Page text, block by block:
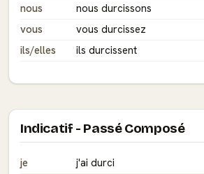
nous
nous durcissons
vous
vous durcissez
ils/elles
ils durcissent
Indicatif - Passé Composé
je
j'ai durci